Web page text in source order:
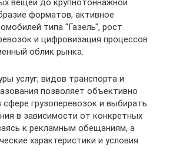
вещей до крупнотоннажной
форматов, активное
типа "Газель", рост
и цифровизация процессов
облик рынка.
услуг, видов транспорта и
позволяет объективно
грузоперевозок и выбирать
в зависимости от конкретных
к рекламным обещаниям, а
характеристики и условия